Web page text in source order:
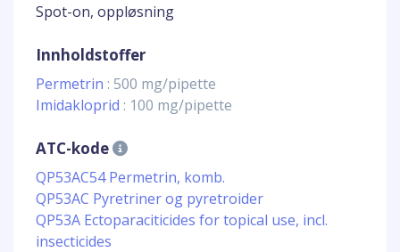
Spot-on, oppløsning
Innholdstoffer
Permetrin : 500 mg/pipette
Imidakloprid : 100 mg/pipette
ATC-kode
QP53AC54 Permetrin, komb.
QP53AC Pyretriner og pyretroider
QP53A Ectoparaciticides for topical use, incl.
insecticides